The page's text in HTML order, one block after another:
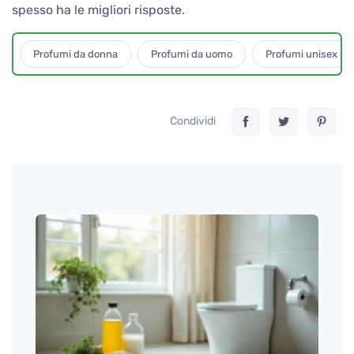
spesso ha le migliori risposte.
Profumi da donna Profumi da uomo Profumi unisex
Condividi